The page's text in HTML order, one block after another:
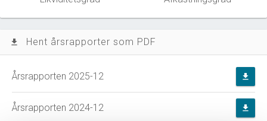
file_download Hent årsrapporter som PDF
Årsrapporten 2025-12 file_download
Årsrapporten 2024-12 file_download